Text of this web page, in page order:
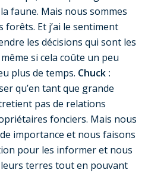
faune. Mais nous sommes
Et j’ai le sentiment
les décisions qui sont les
si cela coûte un peu
plus de temps. Chuck :
qu’en tant que grande
pas de relations
fonciers. Mais nous
importance et nous faisons
pour les informer et nous
terres tout en pouvant